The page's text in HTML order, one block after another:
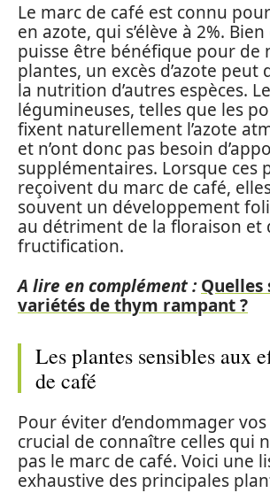
Le marc de café est connu
en azote, qui s’élève à 2%.
puisse être bénéfique pour de
plantes, un excès d’azote
la nutrition d’autres espèces.
légumineuses, telles que les
fixent naturellement l’azote
et n’ont donc pas besoin
supplémentaires. Lorsque ces
reçoivent du marc de café,
souvent un développement
au détriment de la floraison et
fructification.
A lire en complément : Quelles
variétés de thym rampant ?
Les plantes sensibles aux
de café
Pour éviter d’endommager
crucial de connaître celles qui
pas le marc de café. Voici une
exhaustive des principales